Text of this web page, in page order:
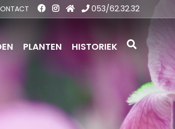
053/62.32.32
PLANTEN HISTORIEK